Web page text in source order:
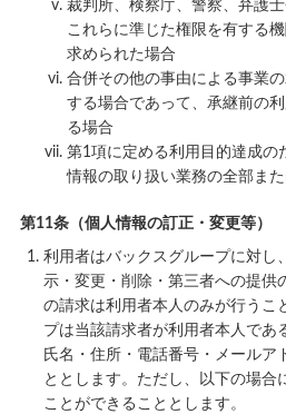
裁判所、検察庁、警察、弁護
これらに準じた権限を有する
求められた場合
合併その他の事由による事業
する場合であって、承継前の
る場合
第1項に定める利用目的達成の
情報の取り扱い業務の全部ま
第11条（個人情報の訂正・変更等）
利用者はバックスグループに対し
示・変更・削除・第三者への提供
の請求は利用者本人のみが行うこ
プは当該請求者が利用者本人であ
氏名・住所・電話番号・メールア
ととします。ただし、以下の場合
ことができることとします。